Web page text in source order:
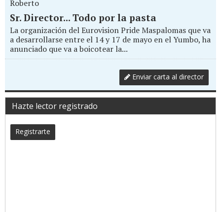
Roberto
Sr. Director... Todo por la pasta
La organización del Eurovision Pride Maspalomas que va
a desarrollarse entre el 14 y 17 de mayo en el Yumbo, ha
anunciado que va a boicotear la...
Enviar carta al director
Hazte lector registrado
Registrarte